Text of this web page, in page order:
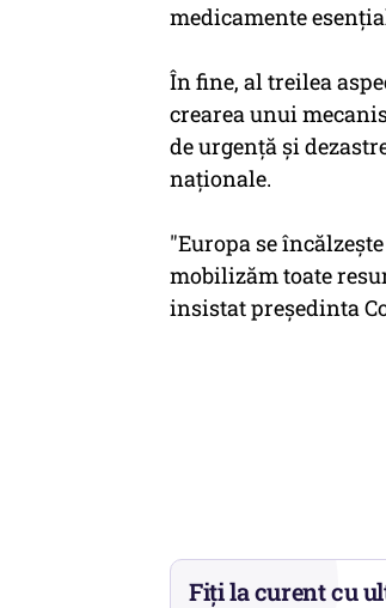
medicamente
În fine, al treilea
crearea unui
de urgenţă şi
naţionale.
"Europa se
mobilizăm toate
insistat preşedinta
Fiți la curent cu